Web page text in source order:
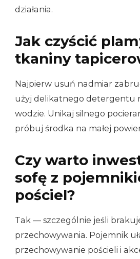
działania.
Jak czyścić
tkaniny
Najpierw usuń nadmiar
użyj delikatnego detergentu
wodzie. Unikaj silnego
próbuj środka na małej
Czy warto
sofę z
pościel?
Tak — szczególnie jeśli
przechowywania. Pojemnik
przechowywanie pościeli i